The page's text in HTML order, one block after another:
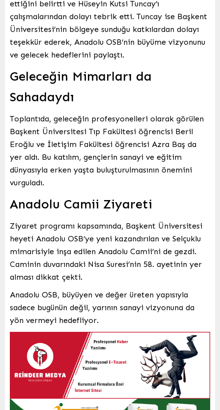
ettiğini belirtti ve Hüseyin Kutsi Tuncay’ı
çalışmalarından dolayı tebrik etti. Tuncay ise Başkent
Üniversitesi’nin bölgeye sunduğu katkılardan dolayı
teşekkür ederek, Anadolu OSB’nin büyüme vizyonunu
ve gelecek hedeflerini paylaştı.
Geleceğin Mimarları da
Sahadaydı
Toplantıda, geleceğin profesyonelleri olarak görülen
Başkent Üniversitesi Tıp Fakültesi öğrencisi Beril
Eroğlu ve İletişim Fakültesi öğrencisi Azra Baş da
yer aldı. Bu katılım, gençlerin sanayi ve eğitim
dünyasıyla erken yaşta buluşturulmasının önemini
vurguladı.
Anadolu Camii Ziyareti
Ziyaret programı kapsamında, Başkent Üniversitesi
heyeti Anadolu OSB’ye yeni kazandırılan ve Selçuklu
mimarisiyle inşa edilen Anadolu Camii’ni de gezdi.
Caminin duvarındaki Nisa Suresi’nin 58. ayetinin yer
alması dikkat çekti.
Anadolu OSB, büyüyen ve değer üreten yapısıyla
sadece bugünün değil, yarının sanayi vizyonuna da
yön vermeyi hedefliyor.